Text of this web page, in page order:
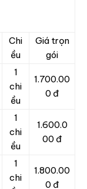
Chi
ều
Giá trọn
gói
1
chi
ều
1.700.00
0 đ
1
chi
ều
1.600.0
00 đ
1
chi
1.800.00
0 đ